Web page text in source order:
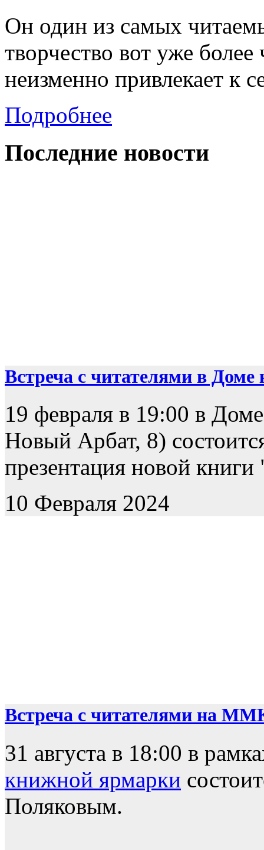
Он один из самых
творчество вот уже
неизменно привлекает к
Подробнее
Последние новости
Встреча с читателями в Доме
19 февраля в 19:00 в
Новый Арбат, 8)
презентация новой
10 Февраля 2024
Встреча с читателями на
31 августа в 18:00 в
книжной ярмарки
Поляковым.